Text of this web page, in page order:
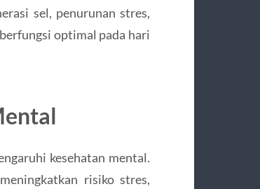
sel, penurunan stres,
optimal pada hari
kesehatan mental.
risiko stres,